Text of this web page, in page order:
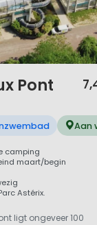
Pont
Aan
camping
maart/begin
Astérix.
ligt ongeveer 100